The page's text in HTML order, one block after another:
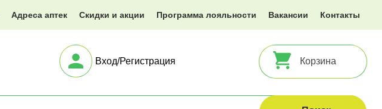
Адреса аптек Скидки и акции Программа лояльности Вакансии Контакты
Корзина
Вход/Регистрация